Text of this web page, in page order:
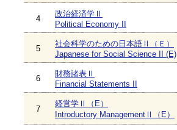
4
政治経済学Ⅱ
Political Economy II
5
社会科学のための日本語Ⅱ（Ｅ）
Japanese for Social Science II (E)
6
財務諸表Ⅱ
Financial Statements II
7
経営学Ⅱ（E）
Introductory ManagementⅡ（E）